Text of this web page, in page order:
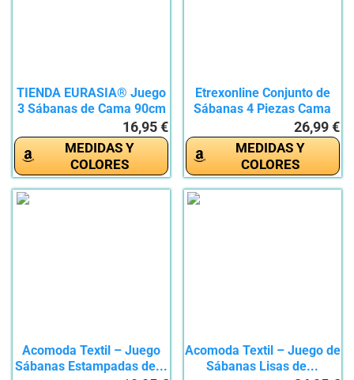
TIENDA EURASIA® Juego
3 Sábanas de Cama 90cm
16,95 €
MEDIDAS Y
COLORES
Etrexonline Conjunto de
Sábanas 4 Piezas Cama
26,99 €
MEDIDAS Y
COLORES
Acomoda Textil – Juego
Sábanas Estampadas de...
Acomoda Textil – Juego de
Sábanas Lisas de...